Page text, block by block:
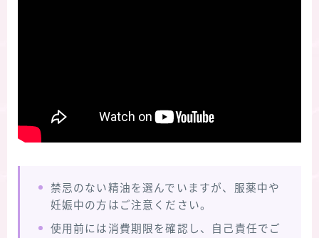
禁忌のない精油を選んでいますが、服薬中や
妊娠中の方はご注意ください。
使用前には消費期限を確認し、自己責任でご